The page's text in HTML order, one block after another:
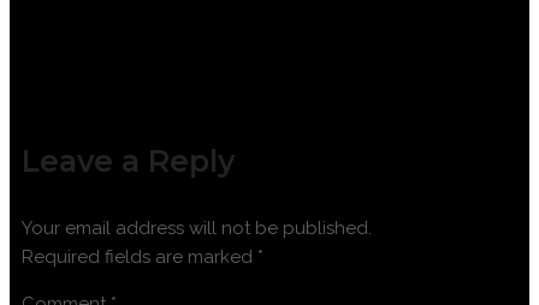
Leave a Reply
Your email address will not be published.
Required fields are marked *